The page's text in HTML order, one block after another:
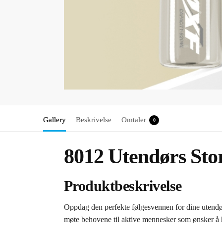
Gallery Beskrivelse Omtaler 0
8012 Utendørs
Produktbeskrivelse
Oppdag den perfekte følgesvennen for dine
møte behovene til aktive mennesker som ønsker